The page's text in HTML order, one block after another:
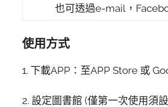
也可透過e-mail，
使用方式
1. 下載APP：至APP Store 或
2. 設定圖書館 (僅第一次使用須